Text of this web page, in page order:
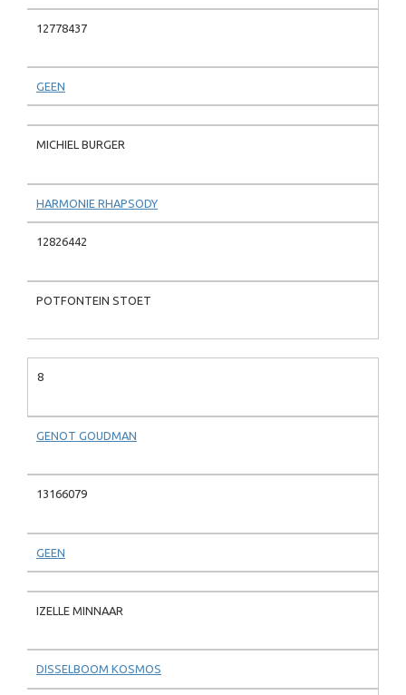
12778437
GEEN
MICHIEL BURGER
HARMONIE RHAPSODY
12826442
POTFONTEIN STOET
8
GENOT GOUDMAN
13166079
GEEN
IZELLE MINNAAR
DISSELBOOM KOSMOS